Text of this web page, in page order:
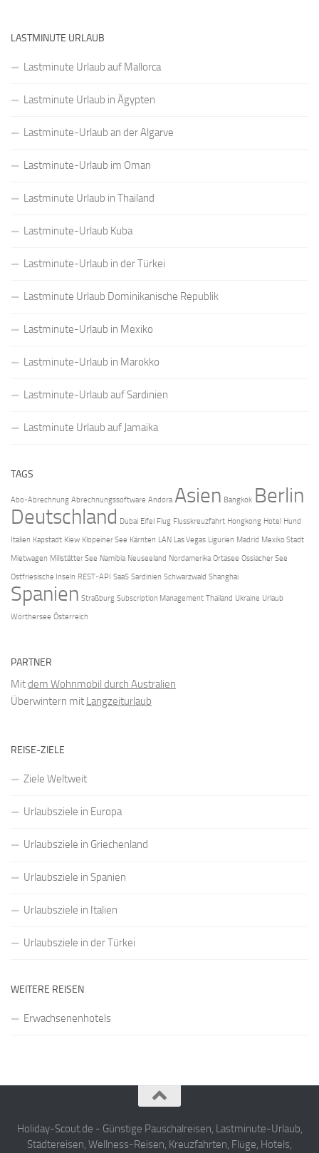
LASTMINUTE URLAUB
Lastminute Urlaub auf Mallorca
Lastminute Urlaub in Ägypten
Lastminute-Urlaub an der Algarve
Lastminute-Urlaub im Oman
Lastminute Urlaub in Thailand
Lastminute-Urlaub Kuba
Lastminute-Urlaub in der Türkei
Lastminute Urlaub Dominikanische Republik
Lastminute-Urlaub in Mexiko
Lastminute-Urlaub in Marokko
Lastminute-Urlaub auf Sardinien
Lastminute Urlaub auf Jamaika
TAGS
Abo-Abrechnung Abrechnungssoftware Andora Asien Bangkok Berlin
Deutschland Dubai Eifel Flug Flusskreuzfahrt Hongkong Hotel Hund
Italien Kapstadt Kiew Klopeiner See Kärnten LAN Las Vegas Ligurien Madrid Mexiko Stadt
Mietwagen Millstätter See Namibia Neuseeland Nordamerika Ortasee Ossiacher See
Ostfriesische Inseln REST-API SaaS Sardinien Schwarzwald Shanghai
Spanien Straßburg Subscription Management Thailand Ukraine Urlaub
Wörthersee Österreich
PARTNER
Mitdem Wohnmobil durch Australien
Überwintern mit Langzeiturlaub
REISE-ZIELE
Ziele Weltweit
Urlaubsziele in Europa
Urlaubsziele in Griechenland
Urlaubsziele in Spanien
Urlaubsziele in Italien
Urlaubsziele in der Türkei
WEITERE REISEN
Erwachsenenhotels
Holiday-Scout.de - Günstige Pauschalreisen, Lastminute-Urlaub,
Städtereisen, Wellness-Reisen, Kreuzfahrten, Flüge, Hotels,